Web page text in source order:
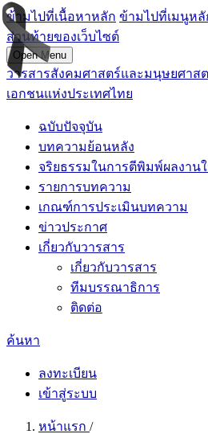
ข้ามไปที่เนื้อหาหลัก ข้ามไปที่เมนูหลั
ส่วนท้ายของเว็บไซต์
Open Menu
วารสารสังคมศาสตร์และมนุษยศาส
เอกชนแห่งประเทศไทย
ฉบับปัจจุบัน
บทความย้อนหลัง
จริยธรรมในการตีพิมพ์ผลงาน
รายการบทความ
เกณฑ์การประเมินบทความ
ข่าวประกาศ
เกี่ยวกับวารสาร
เกี่ยวกับวารสาร
ทีมบรรณาธิการ
ติดต่อ
ค้นหา
ลงทะเบียน
เข้าสู่ระบบ
หน้าแรก /